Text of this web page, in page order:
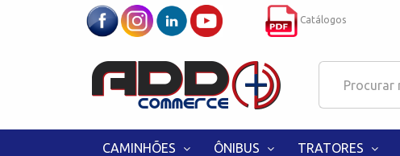
Catálogos
CAMINHÕES ÔNIBUS TRATORES